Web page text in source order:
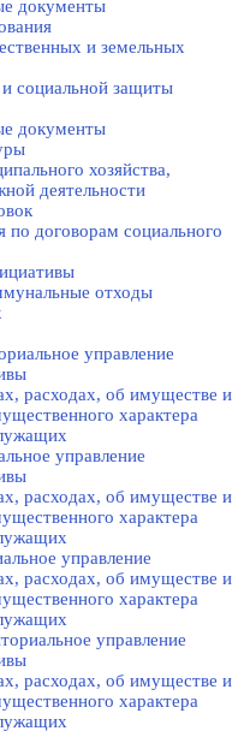
документы
и земельных
социальной защиты
документы
хозяйства,
деятельности
договорам социального
отходы
управление
расходах, об имуществе и
характера
управление
расходах, об имуществе и
характера
управление
расходах, об имуществе и
характера
управление
расходах, об имуществе и
характера